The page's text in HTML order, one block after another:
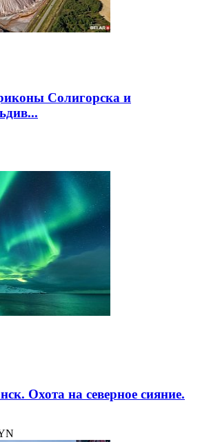
Солигорска и
Охота на северное сияние.